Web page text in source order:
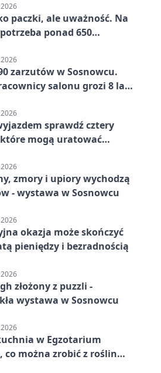
paczki, ale uważność. Na
ponad 650
zarzutów w Sosnowcu.
salonu grozi 8 lat
sprawdź cztery
które mogą uratować
zmory i upiory wychodzą
- wystawa w Sosnowcu
okazja może skończyć
pieniędzy i bezradnością
złożony z puzzli -
wystawa w Sosnowcu
w Egzotarium
co można zrobić z roślin